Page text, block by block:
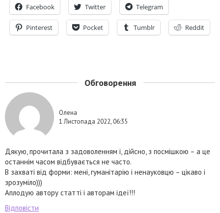
Facebook Twitter Telegram
Pinterest Pocket Tumblr Reddit
Обговорення
Олена
1 Листопада 2022, 06:35
Дякую, прочитала з задоволенням і, дійсно, з посмішкою – а це
останнім часом відбувається не часто.
В захваті від форми: мені, гуманітарію і ненауковцю – цікаво і
зрозуміло)))
Аплодую автору статті і авторам ідеї!!!
Відповісти